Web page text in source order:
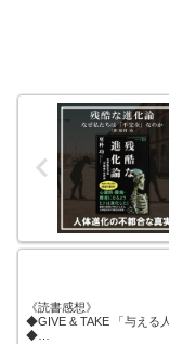
は、実際に行動に移
メの１冊です！
《読書感想》
◆GIVE & TAKE 「与える
◆